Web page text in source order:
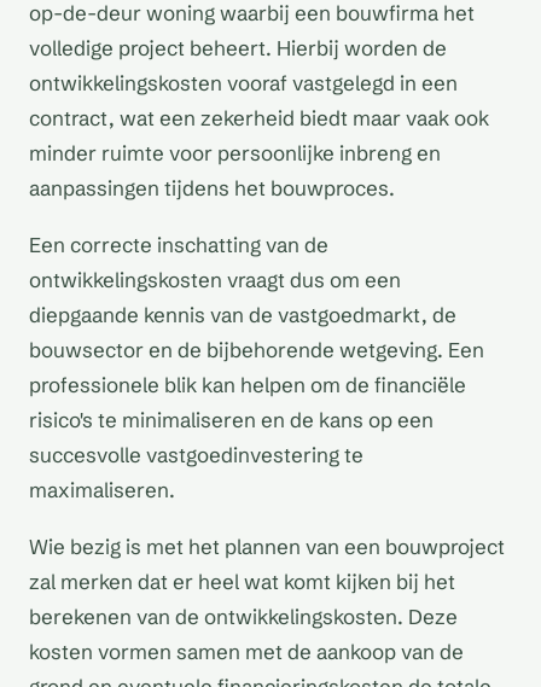
op-de-deur woning waarbij een bouwfirma het
volledige project beheert. Hierbij worden de
ontwikkelingskosten vooraf vastgelegd in een
contract, wat een zekerheid biedt maar vaak ook
minder ruimte voor persoonlijke inbreng en
aanpassingen tijdens het bouwproces.
Een correcte inschatting van de
ontwikkelingskosten vraagt dus om een
diepgaande kennis van de vastgoedmarkt, de
bouwsector en de bijbehorende wetgeving. Een
professionele blik kan helpen om de financiële
risico's te minimaliseren en de kans op een
succesvolle vastgoedinvestering te
maximaliseren.
Wie bezig is met het plannen van een bouwproject
zal merken dat er heel wat komt kijken bij het
berekenen van de ontwikkelingskosten. Deze
kosten vormen samen met de aankoop van de